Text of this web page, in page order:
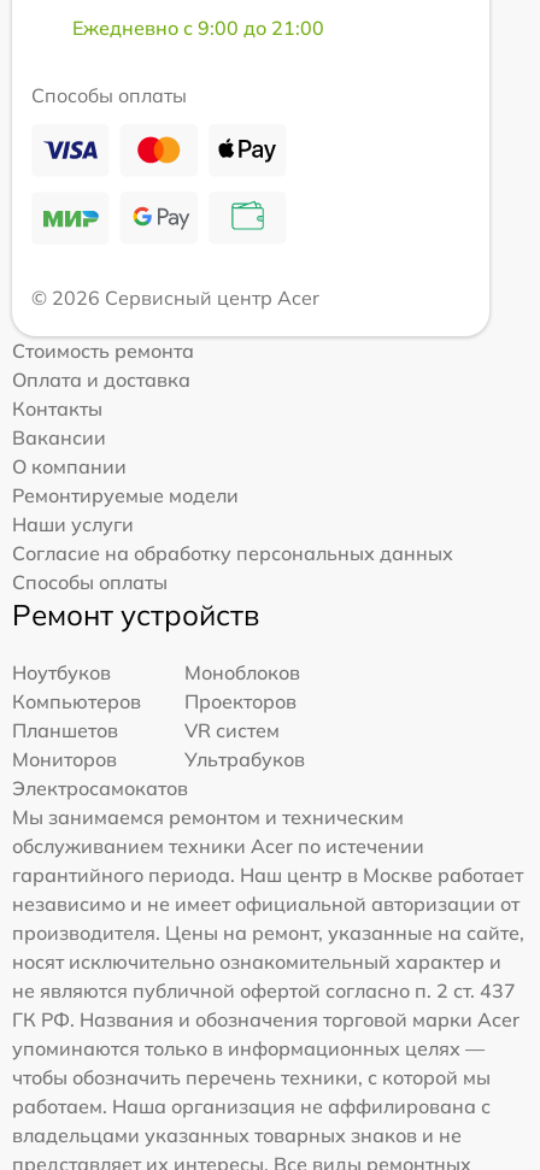
Ежедневно с 9:00 до 21:00
Способы оплаты
© 2026 Сервисный центр Acer
Стоимость ремонта
Оплата и доставка
Контакты
Вакансии
О компании
Ремонтируемые модели
Наши услуги
Согласие на обработку персональных данных
Способы оплаты
Ремонт устройств
Ноутбуков
Моноблоков
Компьютеров
Проекторов
Планшетов
VR систем
Мониторов
Ультрабуков
Электросамокатов
Мы занимаемся ремонтом и техническим
обслуживанием техники Acer по истечении
гарантийного периода. Наш центр в Москве работает
независимо и не имеет официальной авторизации от
производителя. Цены на ремонт, указанные на сайте,
носят исключительно ознакомительный характер и
не являются публичной офертой согласно п. 2 ст. 437
ГК РФ. Названия и обозначения торговой марки Acer
упоминаются только в информационных целях —
чтобы обозначить перечень техники, с которой мы
работаем. Наша организация не аффилирована с
владельцами указанных товарных знаков и не
представляет их интересы. Все виды ремонтных